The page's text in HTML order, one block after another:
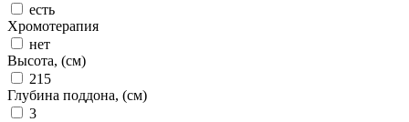
есть
Хромотерапия
нет
Высота, (см)
215
Глубина поддона, (см)
3